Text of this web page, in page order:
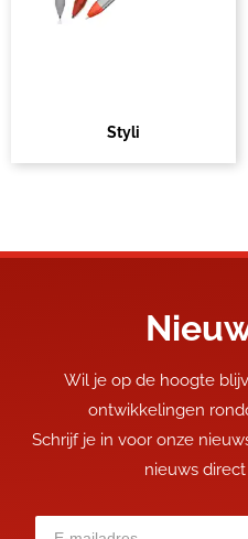
Styli
Wil je op de hoogte
ontwikkelingen
Schrijf je in voor onze
nieuws